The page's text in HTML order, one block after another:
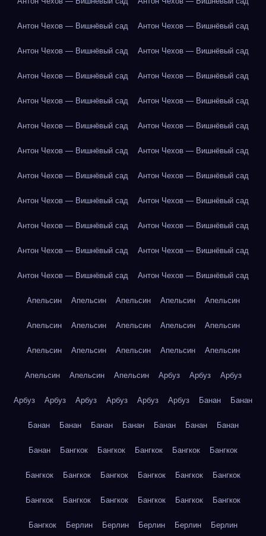
Антон Чехов — Вишнёвый сад Антон Чехов — Вишнёвый сад
Антон Чехов — Вишнёвый сад Антон Чехов — Вишнёвый сад
Антон Чехов — Вишнёвый сад Антон Чехов — Вишнёвый сад
Антон Чехов — Вишнёвый сад Антон Чехов — Вишнёвый сад
Антон Чехов — Вишнёвый сад Антон Чехов — Вишнёвый сад
Антон Чехов — Вишнёвый сад Антон Чехов — Вишнёвый сад
Антон Чехов — Вишнёвый сад Антон Чехов — Вишнёвый сад
Антон Чехов — Вишнёвый сад Антон Чехов — Вишнёвый сад
Антон Чехов — Вишнёвый сад Антон Чехов — Вишнёвый сад
Антон Чехов — Вишнёвый сад Антон Чехов — Вишнёвый сад
Антон Чехов — Вишнёвый сад Антон Чехов — Вишнёвый сад
Апельсин Апельсин Апельсин Апельсин Апельсин
Апельсин Апельсин Апельсин Апельсин Апельсин
Апельсин Апельсин Апельсин Апельсин Апельсин
Апельсин Апельсин Апельсин Арбуз Арбуз Арбуз
Арбуз Арбуз Арбуз Арбуз Арбуз Арбуз Банан Банан
Банан Банан Банан Банан Банан Банан Банан
Банан Бангкок Бангкок Бангкок Бангкок Бангкок
Бангкок Бангкок Бангкок Бангкок Бангкок Бангкок
Бангкок Бангкок Бангкок Бангкок Бангкок Бангкок
Бангкок Берлин Берлин Берлин Берлин Берлин